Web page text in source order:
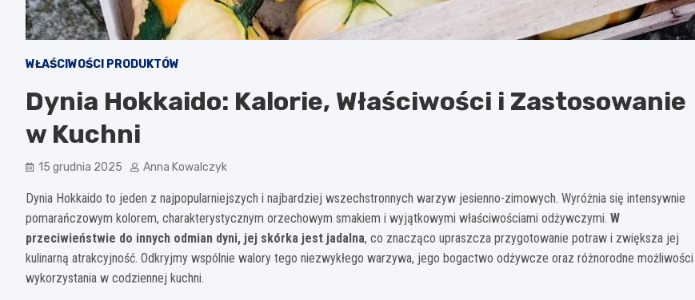
WŁAŚCIWOŚCI PRODUKTÓW
Dynia Hokkaido: Kalorie, Właściwości i Zastosowanie
w Kuchni
15 grudnia 2025 Anna Kowalczyk
Dynia Hokkaido to jeden z najpopularniejszych i najbardziej wszechstronnych warzyw jesienno-zimowych. Wyróżnia się intensywnie
pomarańczowym kolorem, charakterystycznym orzechowym smakiem i wyjątkowymi właściwościami odżywczymi. W
przeciwieństwie do innych odmian dyni, jej skórka jest jadalna, co znacząco upraszcza przygotowanie potraw i zwiększa jej
kulinarną atrakcyjność. Odkryjmy wspólnie walory tego niezwykłego warzywa, jego bogactwo odżywcze oraz różnorodne możliwości
wykorzystania w codziennej kuchni.